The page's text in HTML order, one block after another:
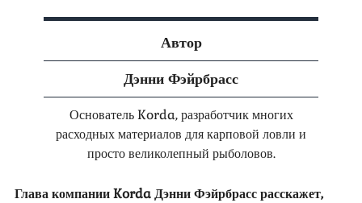
Автор
Дэнни Фэйрбрасс
Основатель Korda, разработчик многих
расходных материалов для карповой ловли и
просто великолепный рыболовов.
Глава компании Korda Дэнни Фэйрбрасс расскажет,